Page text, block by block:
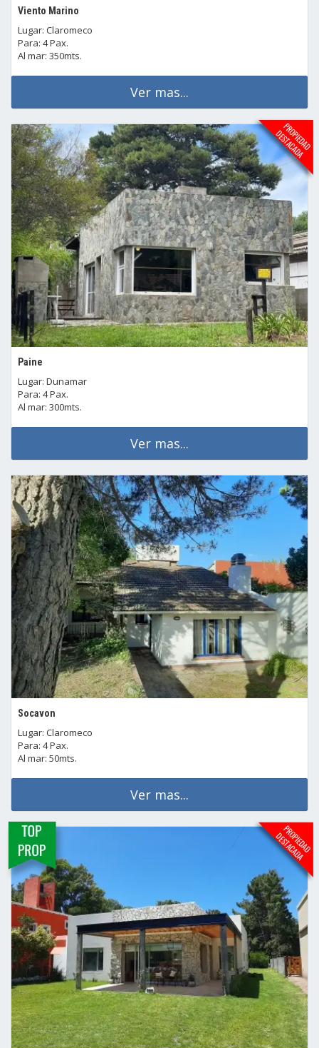
Viento Marino
Lugar: Claromeco
Para: 4 Pax.
Al mar: 350mts.
Ver mas...
Paine
Lugar: Dunamar
Para: 4 Pax.
Al mar: 300mts.
Ver mas...
Socavon
Lugar: Claromeco
Para: 4 Pax.
Al mar: 50mts.
Ver mas...